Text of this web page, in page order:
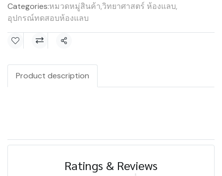
Categories:หมวดหมู่สินค้า,วิทยาศาสตร์ ห้องแลบ,
อุปกรณ์ทดสอบห้องแลบ
Share
Product description
Ratings & Reviews